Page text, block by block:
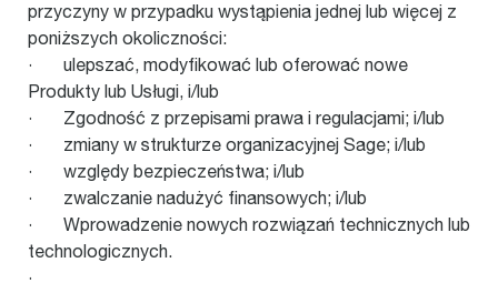
przyczyny w przypadku wystąpienia jednej lub więcej z
poniższych okoliczności:
· ulepszać, modyfikować lub oferować nowe
Produkty lub Usługi, i/lub
· Zgodność z przepisami prawa i regulacjami; i/lub
· zmiany w strukturze organizacyjnej Sage; i/lub
· względy bezpieczeństwa; i/lub
· zwalczanie nadużyć finansowych; i/lub
· Wprowadzenie nowych rozwiązań technicznych lub
technologicznych.
·